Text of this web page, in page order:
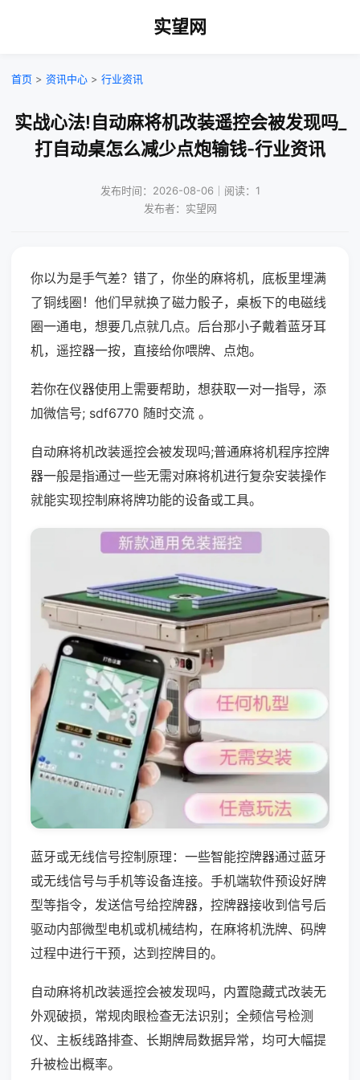
实望网
首页 > 资讯中心 > 行业资讯
实战心法!自动麻将机改装遥控会被发现吗_
打自动桌怎么减少点炮输钱-行业资讯
发布时间：2026-08-06｜阅读：1
发布者：实望网
你以为是手气差？错了，你坐的麻将机，底板里埋满
了铜线圈！他们早就换了磁力骰子，桌板下的电磁线
圈一通电，想要几点就几点。后台那小子戴着蓝牙耳
机，遥控器一按，直接给你喂牌、点炮。
若你在仪器使用上需要帮助，想获取一对一指导，添
加微信号; sdf6770 随时交流 。
自动麻将机改装遥控会被发现吗;普通麻将机程序控牌
器一般是指通过一些无需对麻将机进行复杂安装操作
就能实现控制麻将牌功能的设备或工具。
蓝牙或无线信号控制原理：一些智能控牌器通过蓝牙
或无线信号与手机等设备连接。手机端软件预设好牌
型等指令，发送信号给控牌器，控牌器接收到信号后
驱动内部微型电机或机械结构，在麻将机洗牌、码牌
过程中进行干预，达到控牌目的。
自动麻将机改装遥控会被发现吗，内置隐藏式改装无
外观破损，常规肉眼检查无法识别；全频信号检测
仪、主板线路排查、长期牌局数据异常，均可大幅提
升被检出概率。